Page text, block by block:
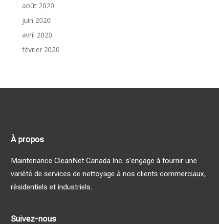
août 2020
juin 2020
avril 2020
février 2020
À propos
Maintenance CleanNet Canada Inc. s’engage à fournir une
variété de services de nettoyage à nos clients commerciaux,
résidentiels et industriels.
Suivez-nous